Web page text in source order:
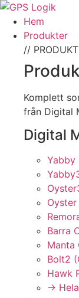
Hem
Produkter
//
Komplett
från Digital
Digital
Yabby
Barra
Manta
Bolt2
Hawk
→